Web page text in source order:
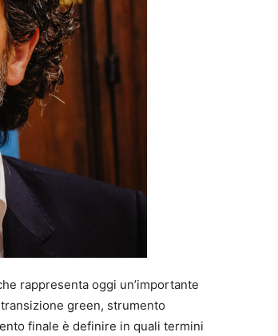
rappresenta oggi un’importante
green, strumento
finale è definire in quali termini